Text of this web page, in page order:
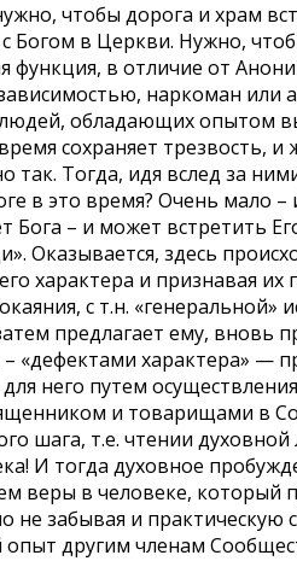
чтобы дорога и храм
Богом в Церкви. Нужно,
функция, в отличие от
наркоман
обладающих опытом
сохраняет
так. Тогда, идя вслед за
в это время? Очень мало
Бога – и может встретить
Оказывается, здесь
характера и признавая
с т.н.
предлагает ему, вновь
«дефектами характера» —
него путем
и товарищами в
шага, т.е. чтении
И тогда духовное
веры в человеке, который
не забывая и
опыт другим членам